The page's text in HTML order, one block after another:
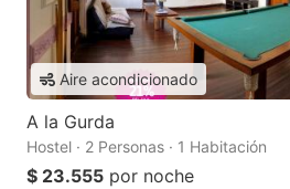
Aire acondicionado
A la Gurda
Hostel · 2 Personas · 1 Habitación
$ 23.555 por noche